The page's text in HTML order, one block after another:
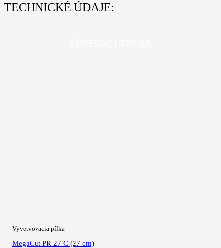
TECHNICKÉ ÚDAJE:
Vyvetvovacia pílka
MegaCut PR 27 C (27 cm)